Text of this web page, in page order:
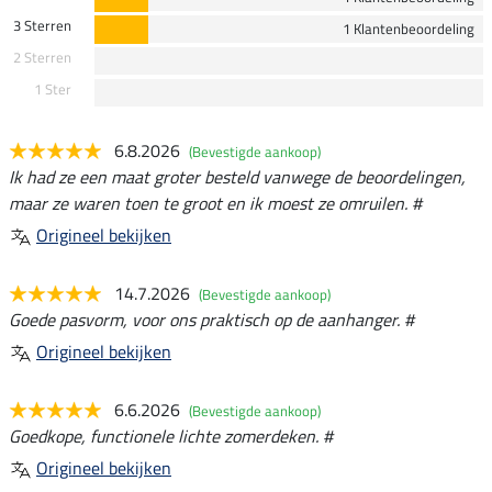
3 Sterren
1 Klantenbeoordeling
2 Sterren
1 Ster
6.8.2026 (Bevestigde aankoop)
Ik had ze een maat groter besteld vanwege de beoordelingen,
maar ze waren toen te groot en ik moest ze omruilen. #
Origineel bekijken
14.7.2026 (Bevestigde aankoop)
Goede pasvorm, voor ons praktisch op de aanhanger. #
Origineel bekijken
6.6.2026 (Bevestigde aankoop)
Goedkope, functionele lichte zomerdeken. #
Origineel bekijken